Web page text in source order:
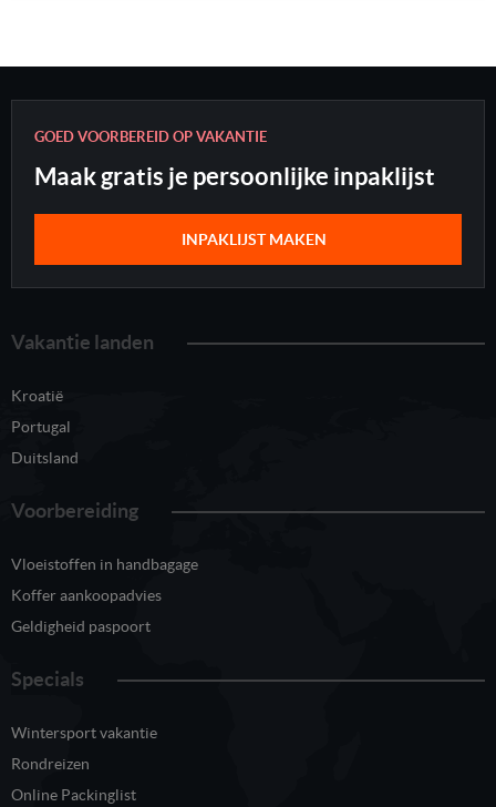
GOED VOORBEREID OP VAKANTIE
Maak gratis je persoonlijke inpaklijst
INPAKLIJST MAKEN
Vakantie landen
Kroatië
Portugal
Duitsland
Voorbereiding
Vloeistoffen in handbagage
Koffer aankoopadvies
Geldigheid paspoort
Specials
Wintersport vakantie
Rondreizen
Online Packinglist